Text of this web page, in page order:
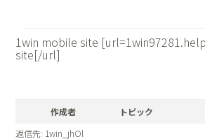
1win mobile site
site[/url]
作成者
トピック
返信先: 1win_jhOl